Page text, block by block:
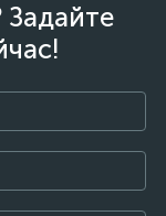
Задайте